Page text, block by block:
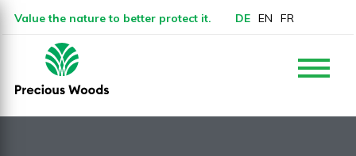
Value the nature to better protect it. DE EN FR